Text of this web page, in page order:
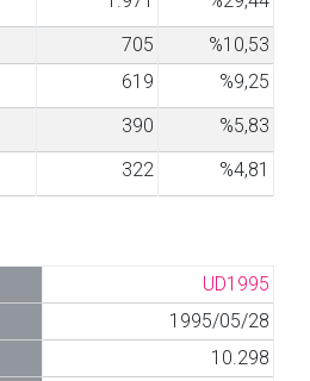
705
%10,53
619
%9,25
390
%5,83
322 %4,81
UD1995
1995/05/28
10.298